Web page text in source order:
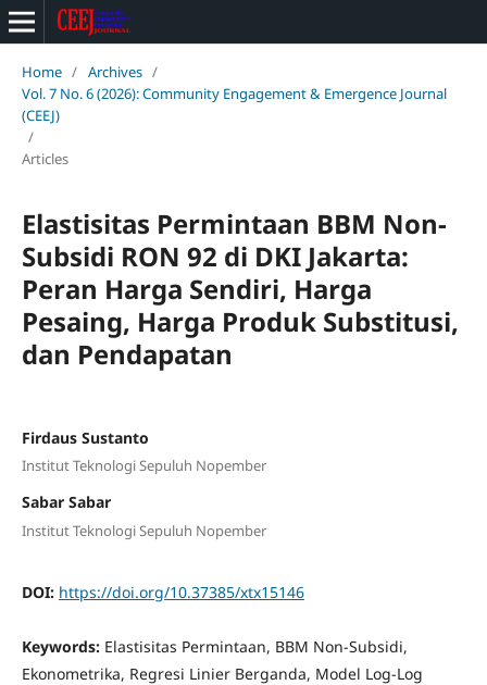
Home / Archives /
Vol. 7 No. 6 (2026): Community Engagement & Emergence Journal
(CEEJ)
/
Articles
Elastisitas Permintaan BBM Non-
Subsidi RON 92 di DKI Jakarta:
Peran Harga Sendiri, Harga
Pesaing, Harga Produk Substitusi,
dan Pendapatan
Firdaus Sustanto
Institut Teknologi Sepuluh Nopember
Sabar Sabar
Institut Teknologi Sepuluh Nopember
DOI: https://doi.org/10.37385/xtx15146
Keywords: Elastisitas Permintaan, BBM Non-Subsidi,
Ekonometrika, Regresi Linier Berganda, Model Log-Log